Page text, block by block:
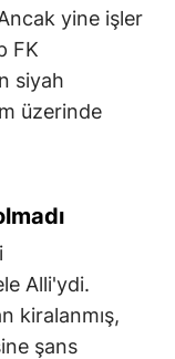
yine işler
FK
siyah
üzerinde
Alli'ydi.
kiralanmış,
şans